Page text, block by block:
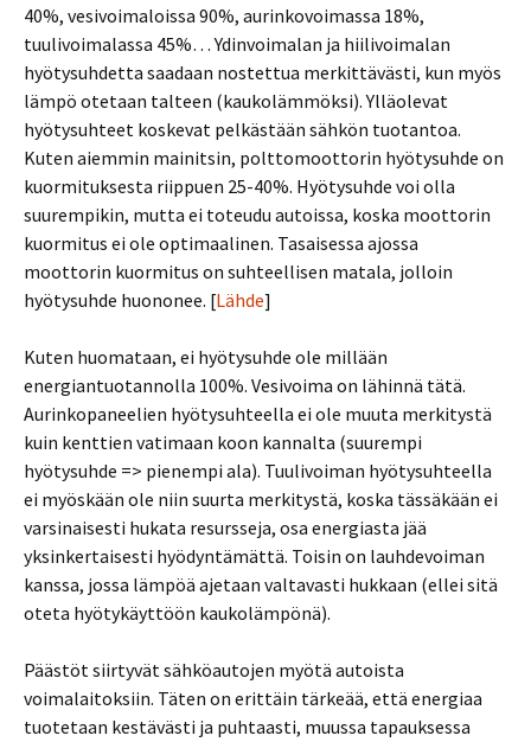
40%, vesivoimaloissa 90%, aurinkovoimassa 18%,
tuulivoimalassa 45%… Ydinvoimalan ja hiilivoimalan
hyötysuhdetta saadaan nostettua merkittävästi, kun myös
lämpö otetaan talteen (kaukolämmöksi). Ylläolevat
hyötysuhteet koskevat pelkästään sähkön tuotantoa.
Kuten aiemmin mainitsin, polttomoottorin hyötysuhde on
kuormituksesta riippuen 25-40%. Hyötysuhde voi olla
suurempikin, mutta ei toteudu autoissa, koska moottorin
kuormitus ei ole optimaalinen. Tasaisessa ajossa
moottorin kuormitus on suhteellisen matala, jolloin
hyötysuhde huononee. [Lähde]
Kuten huomataan, ei hyötysuhde ole millään
energiantuotannolla 100%. Vesivoima on lähinnä tätä.
Aurinkopaneelien hyötysuhteella ei ole muuta merkitystä
kuin kenttien vatimaan koon kannalta (suurempi
hyötysuhde => pienempi ala). Tuulivoiman hyötysuhteella
ei myöskään ole niin suurta merkitystä, koska tässäkään ei
varsinaisesti hukata resursseja, osa energiasta jää
yksinkertaisesti hyödyntämättä. Toisin on lauhdevoiman
kanssa, jossa lämpöä ajetaan valtavasti hukkaan (ellei sitä
oteta hyötykäyttöön kaukolämpönä).
Päästöt siirtyvät sähköautojen myötä autoista
voimalaitoksiin. Täten on erittäin tärkeää, että energiaa
tuotetaan kestävästi ja puhtaasti, muussa tapauksessa